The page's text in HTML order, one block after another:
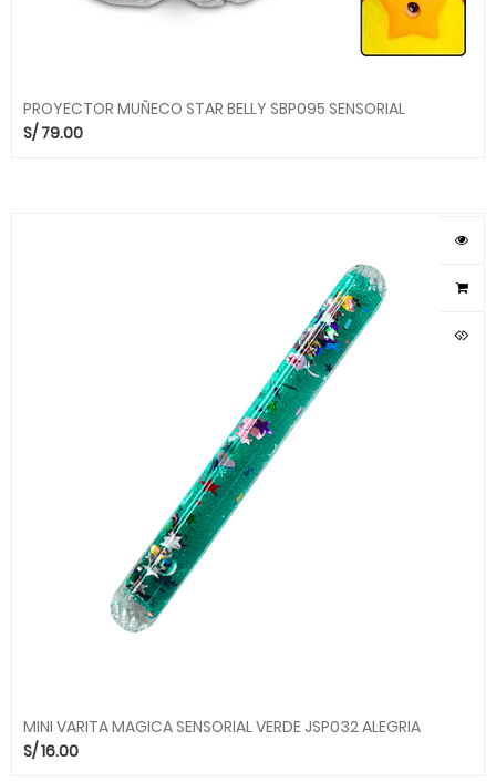
PROYECTOR MUÑECO STAR BELLY SBP095 SENSORIAL
S/79.00
MINI VARITA MAGICA SENSORIAL VERDE JSP032 ALEGRIA
S/16.00